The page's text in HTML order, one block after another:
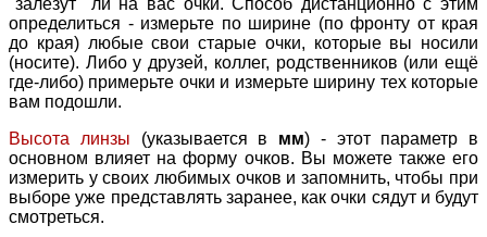
определиться - измерьте по ширине (по фронту от края
до края) любые свои старые очки, которые вы носили
(носите). Либо у друзей, коллег, родственников (или ещё
где-либо) примерьте очки и измерьте ширину тех которые
вам подошли.
Высота линзы (указывается в мм) - этот параметр в
основном влияет на форму очков. Вы можете также его
измерить у своих любимых очков и запомнить, чтобы при
выборе уже представлять заранее, как очки сядут и будут
смотреться.